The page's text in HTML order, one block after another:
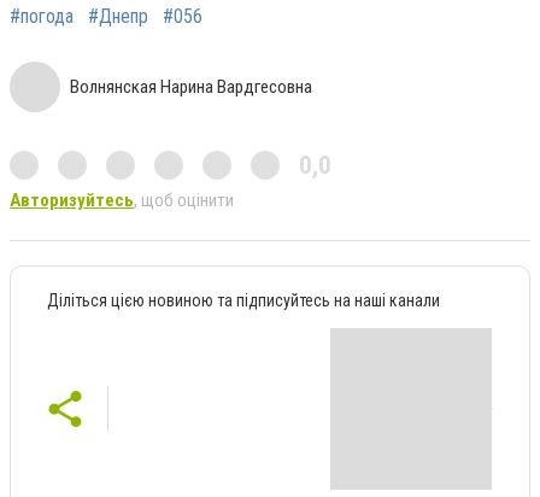
#погода #Днепр #056
Волнянская Нарина Вардгесовна
0,0
Авторизуйтесь, щоб оцінити
Діліться цією новиною та підписуйтесь на наші канали